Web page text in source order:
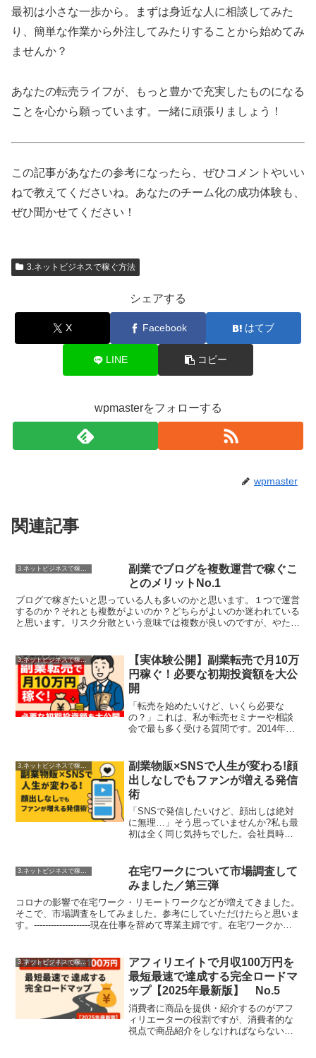
最初は小さな一歩から。まずは身近な人に相談してみた
り、簡単な作業から外注してみたりすることから始めてみ
ませんか？
あなたの転売ライフが、もっと豊かで充実したものになる
ことを心から願っています。一緒に頑張りましょう！
この記事があなたの参考になったら、ぜひコメントやいい
ねで教えてくださいね。あなたのチーム化の成功体験も、
ぜひ聞かせてください！
3.ネットビジネスで稼ぐ方法
シェアする
X Facebook はてブ
LINE コピー
wpmasterをフォローする
wpmaster
関連記事
3.ネットビジネスで稼ぐ方法
副業でブログを複数運営で稼ぐこ
とのメリットNo.1
ブログで稼ぎたいと思っている人も多いのかと思います。１つで運営
するのか？それとも複数がよいのか？どちらがよいのか迷われている
と思います。リスク分散という意味では複数が良いのですが、やたら
す。
3.ネットビジネスで稼ぐ方法
【実体験公開】副業転売で月10万
円稼ぐ！必要な初期投資額を大公
開
「転売を始めたいけど、いくら必要な
の？」これは、私が転売セミナーや相談
会で最も多く受ける質問です。2014年に
少ないお金で本当に稼げるの？」と半信
半疑の目で見られてい...
副業物販×SNSで人生が変わる!顔
出しなしでもファンが増える発信
術
「SNSで発信したいけど、顔出しは絶対
に無理…」そう思っていませんか?私も最
初は全く同じ気持ちでした。会社員時代
も今、私はSNSを活用して物販ビジネス
を展開し、顔出しな...
在宅ワークについて市場調査して
みました／第三弾
コロナの影響で在宅ワーク・リモートワークなどが増えてきました。
そこで、市場調査をしてみました。参考にしていただけたらと思いま
す。--------------------現在仕事を辞めて専業主婦です。在宅ワークから
3.ネットビジネスで稼ぐ方法
アフィリエイトで月収100万円を
最短最速で達成する完全ロードマ
ップ【2025年最新版】 No.5
消費者に商品を提供・紹介するのがアフ
ィリエーターの役割ですが、消費者的な
視点で商品紹介をしなければならないと